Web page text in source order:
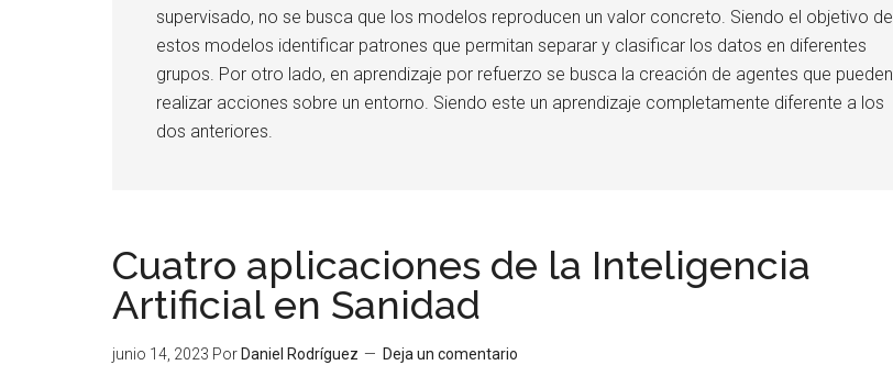
supervisado, no se busca que los modelos reproducen un valor concreto. Siendo el objetivo de
estos modelos identificar patrones que permitan separar y clasificar los datos en diferentes
grupos. Por otro lado, en aprendizaje por refuerzo se busca la creación de agentes que pueden
realizar acciones sobre un entorno. Siendo este un aprendizaje completamente diferente a los
dos anteriores.
Cuatro aplicaciones de la Inteligencia
Artificial en Sanidad
junio 14, 2023 Por Daniel Rodríguez
Deja un comentario